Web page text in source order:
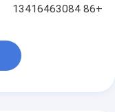
+86 13416463084